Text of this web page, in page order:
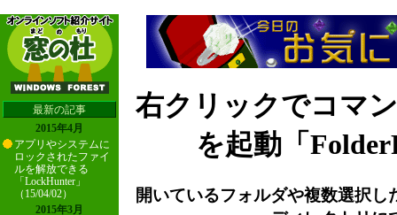
最新の記事
2015年4月
アプリやシステムに
ロックされたファイ
ルを解放できる
「LockHunter」
（15/04/02）
2015年3月
右クリックでコマ
を起動「
開いているフォルダや複数選択し